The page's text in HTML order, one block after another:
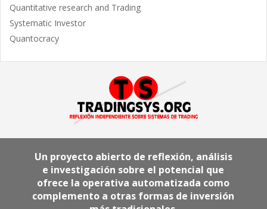
Quantitative research and Trading
Systematic Investor
Quantocracy
Un proyecto abierto de reflexión, análisis
e investigación sobre el potencial que
ofrece la operativa automatizada como
complemento a otras formas de inversión